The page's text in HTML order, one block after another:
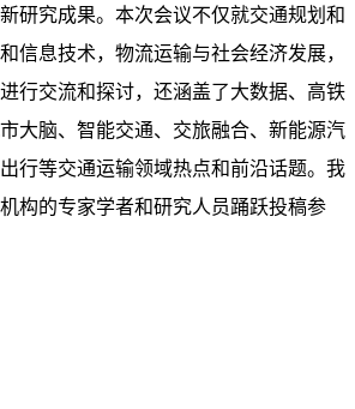
研究成果。本次会议不仅就交通规划和
信息技术，物流运输与社会经济发展，
行交流和探讨，还涵盖了大数据、高铁
大脑、智能交通、交旅融合、新能源汽
行等交通运输领域热点和前沿话题。我
构的专家学者和研究人员踊跃投稿参